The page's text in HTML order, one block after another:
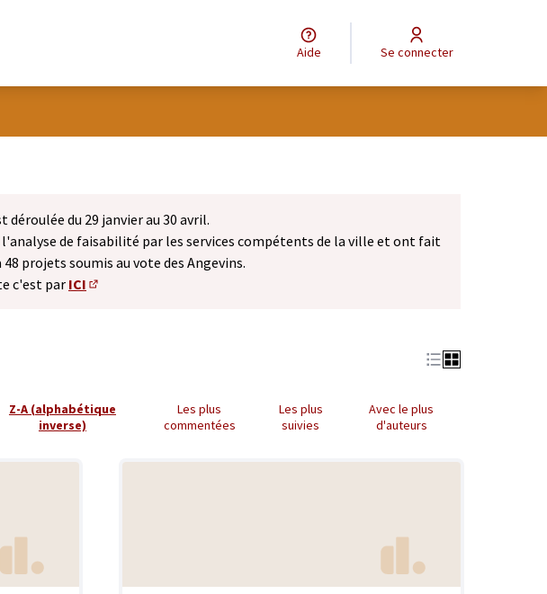
Aide Se connecter
du 29 janvier au 30 avril.
de faisabilité par les services compétents de la ville et ont fait
projets soumis au vote des Angevins.
c'est parICI
Z-A (alphabétique
inverse)
Les plus
commentées
Les plus
suivies
Avec le plus
d'auteurs